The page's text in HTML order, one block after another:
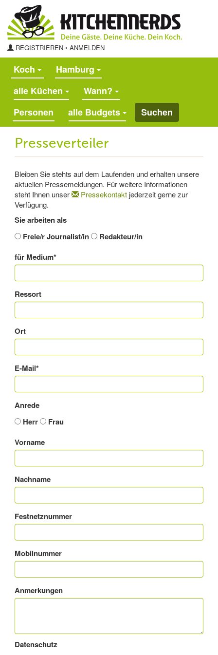
REGISTRIEREN ◦ ANMELDEN
Koch
Hamburg
alle Küchen
Wann?
alle Budgets
Suchen
Presseverteiler
Bleiben Sie stehts auf dem Laufenden und erhalten unsere
aktuellen Pressemeldungen. Für weitere Informationen
steht Ihnen unser
Pressekontakt jederzeit gerne zur
Verfügung.
Sie arbeiten als
Freie/r Journalist/in
Redakteur/in
für Medium*
Ressort
Ort
E-Mail*
Anrede
Herr
Frau
Vorname
Nachname
Festnetznummer
Mobilnummer
Anmerkungen
Datenschutz